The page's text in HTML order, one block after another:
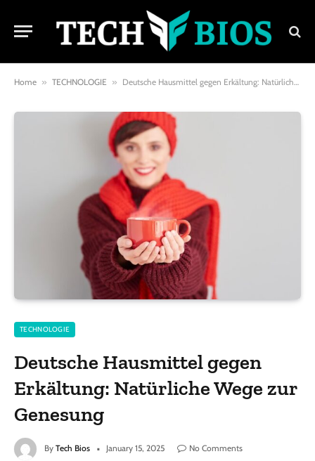
Home » TECHNOLOGIE » Deutsche Hausmittel gegen Erkältung: Natürliche Wege zur Genesung
TECHNOLOGIE
Deutsche Hausmittel gegen
Erkältung: Natürliche Wege zur
Genesung
By Tech Bios January 15, 2025
No Comments